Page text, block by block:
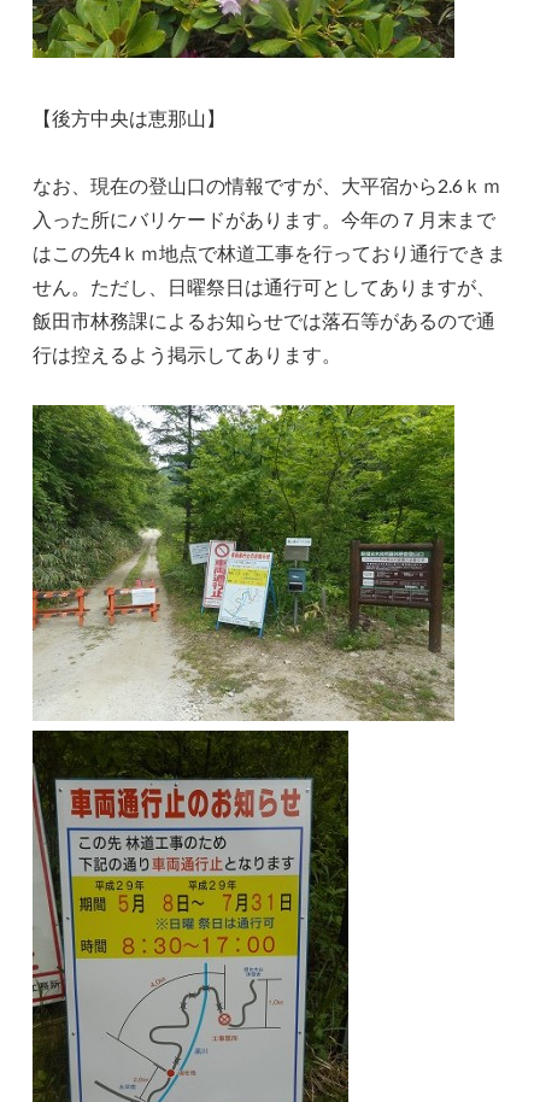
【後方中央は恵那山】
なお、現在の登山口の情報ですが、大平宿から2.6ｋｍ
入った所にバリケードがあります。今年の７月末まで
はこの先4ｋｍ地点で林道工事を行っており通行できま
せん。ただし、日曜祭日は通行可としてありますが、
飯田市林務課によるお知らせでは落石等があるので通
行は控えるよう掲示してあります。